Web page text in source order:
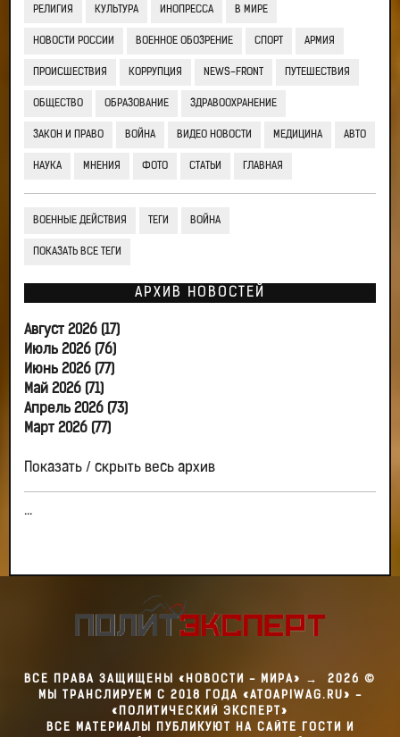
РЕЛИГИЯ КУЛЬТУРА ИНОПРЕССА В МИРЕ
НОВОСТИ РОССИИ ВОЕННОЕ ОБОЗРЕНИЕ СПОРТ АРМИЯ
ПРОИСШЕСТВИЯ КОРРУПЦИЯ NEWS-FRONT ПУТЕШЕСТВИЯ
ОБЩЕСТВО ОБРАЗОВАНИЕ ЗДРАВООХРАНЕНИЕ
ЗАКОН И ПРАВО ВОЙНА ВИДЕО НОВОСТИ МЕДИЦИНА АВТО
НАУКА МНЕНИЯ ФОТО СТАТЬИ ГЛАВНАЯ
ВОЕННЫЕ ДЕЙСТВИЯ ТЕГИ ВОЙНА
ПОКАЗАТЬ ВСЕ ТЕГИ
АРХИВ НОВОСТЕЙ
Август 2026 (17)
Июль 2026 (76)
Июнь 2026 (77)
Май 2026 (71)
Апрель 2026 (73)
Март 2026 (77)
Показать / скрыть весь архив
...
ВСЕ ПРАВА ЗАЩИЩЕНЫ «НОВОСТИ - МИРА» → 2026 ©
МЫ ТРАНСЛИРУЕМ С 2018 ГОДА «ATOAPIWAG.RU» -
«ПОЛИТИЧЕСКИЙ ЭКСПЕРТ»
ВСЕ МАТЕРИАЛЫ ПУБЛИКУЮТ НА САЙТЕ ГОСТИ И